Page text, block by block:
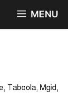
MENU
Taboola, Mgid,